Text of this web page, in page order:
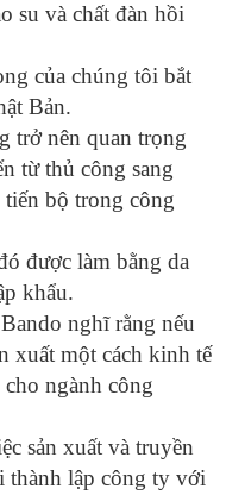
su và chất đàn hồi
của chúng tôi bắt
Bản.
trở nên quan trọng
từ thủ công sang
bộ trong công
được làm bằng da
khẩu.
nghĩ rằng nếu
xuất một cách kinh tế
ngành công
sản xuất và truyền
thành lập công ty với